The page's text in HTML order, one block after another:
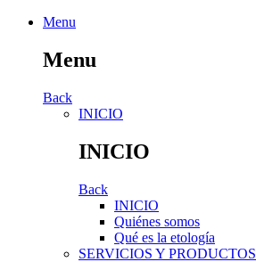
Menu
Menu
Back
INICIO
INICIO
Back
INICIO
Quiénes somos
Qué es la etología
SERVICIOS Y PRODUCTOS